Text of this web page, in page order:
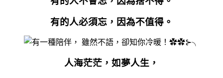
有的人必須忘，因為不值得。
人海茫茫，如夢人生，